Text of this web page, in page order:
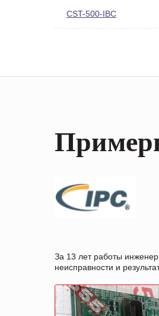
CST-500-IBC
За 13 лет работы
неисправности и